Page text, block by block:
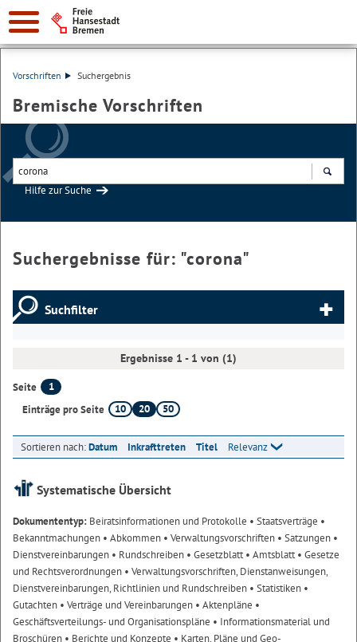
Vorschriften Suchergebnis
Bremische Vorschriften
Hilfe zur Suche
Suchergebnisse für: "corona"
Suchfilter
Ergebnisse 1 - 1 von (1)
Seite
1
Einträge pro Seite
10 20 50
Sortieren nach:Datum Inkrafttreten Titel Relevanz
Systematische Übersicht
Dokumententyp: Beiratsinformationen und Protokolle • Staatsverträge •
Bekanntmachungen • Abkommen • Verwaltungsvorschriften • Satzungen •
Dienstvereinbarungen • Rundschreiben • Gesetzblatt• Amtsblatt• Gesetze
und Rechtsverordnungen • Verwaltungsvorschriften, Dienstanweisungen,
Dienstvereinbarungen, Richtlinien und Rundschreiben • Statistiken •
Gutachten • Verträge und Vereinbarungen • Aktenpläne •
Geschäftsverteilungs- und Organisationspläne • Informationsmaterial und
Broschüren • Berichte und Konzepte • Karten, Pläne und Geo-